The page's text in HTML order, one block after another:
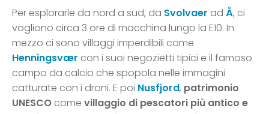
Per esplorarle da nord a sud, da Svolvaer ad Å, ci
vogliono circa 3 ore di macchina lungo la E10. In
mezzo ci sono villaggi imperdibili come
Henningsvær con i suoi negozietti tipici e il famoso
campo da calcio che spopola nelle immagini
catturate con i droni. E poi Nusfjord, patrimonio
UNESCO come villaggio di pescatori più antico e